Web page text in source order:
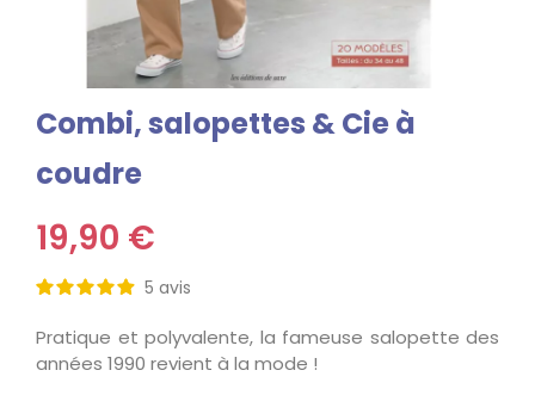
Combi, salopettes & Cie à
coudre
19,90 €
5 avis
Pratique et polyvalente, la fameuse salopette des
années 1990 revient à la mode !